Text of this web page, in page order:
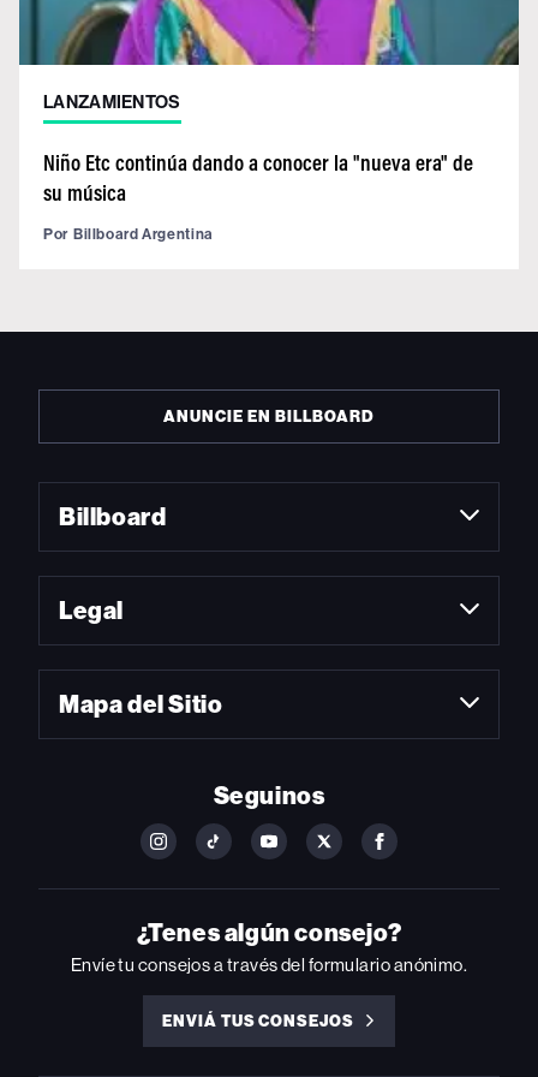
LANZAMIENTOS
Niño Etc continúa dando a conocer la "nueva era" de
su música
Por Billboard Argentina
ANUNCIE EN BILLBOARD
Billboard
Legal
Mapa del Sitio
Seguinos
FOLLOW
ON
INSTAGRAM
FOLLOW
ON
YOUTUBE
FOLLOW
ON
YOUTUBE
FOLLOW
ON
FOLLOW
ON
FACEBOOK
¿Tenes algún consejo?
Envíe tu consejos a través del formulario anónimo.
ENVIÁ TUS CONSEJOS
ENVIÁ